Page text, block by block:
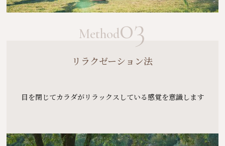
Method03
リラクゼーション法
目を閉じてカラダがリラックスしている感覚を意識します